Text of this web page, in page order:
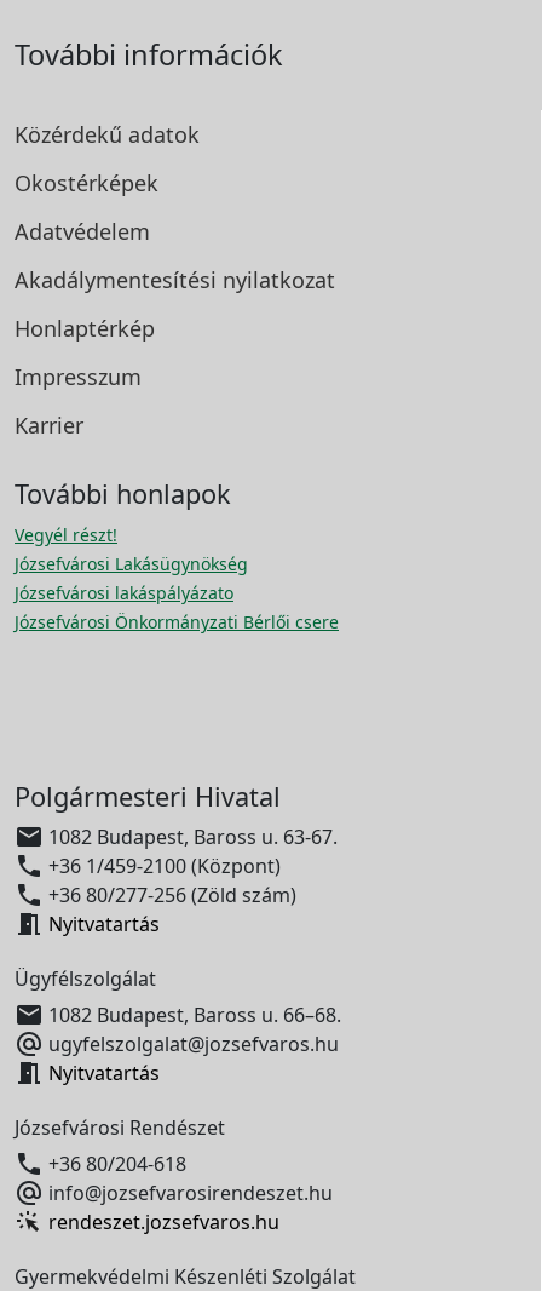
További információk
Közérdekű adatok
Okostérképek
Adatvédelem
Akadálymentesítési nyilatkozat
Honlaptérkép
Impresszum
Karrier
További honlapok
Vegyél részt!
Józsefvárosi Lakásügynökség
Józsefvárosi lakáspályázato
Józsefvárosi Önkormányzati Bérlői csere
Polgármesteri Hivatal
 1082 Budapest, Baross u. 63-67.
 +36 1/459-2100 (Központ)
 +36 80/277-256 (Zöld szám)
 Nyitvatartás
Ügyfélszolgálat
 1082 Budapest, Baross u. 66–68.
 ugyfelszolgalat@jozsefvaros.hu
 Nyitvatartás
Józsefvárosi Rendészet
 +36 80/204-618
 info@jozsefvarosirendeszet.hu
rendeszet.jozsefvaros.hu
Gyermekvédelmi Készenléti Szolgálat